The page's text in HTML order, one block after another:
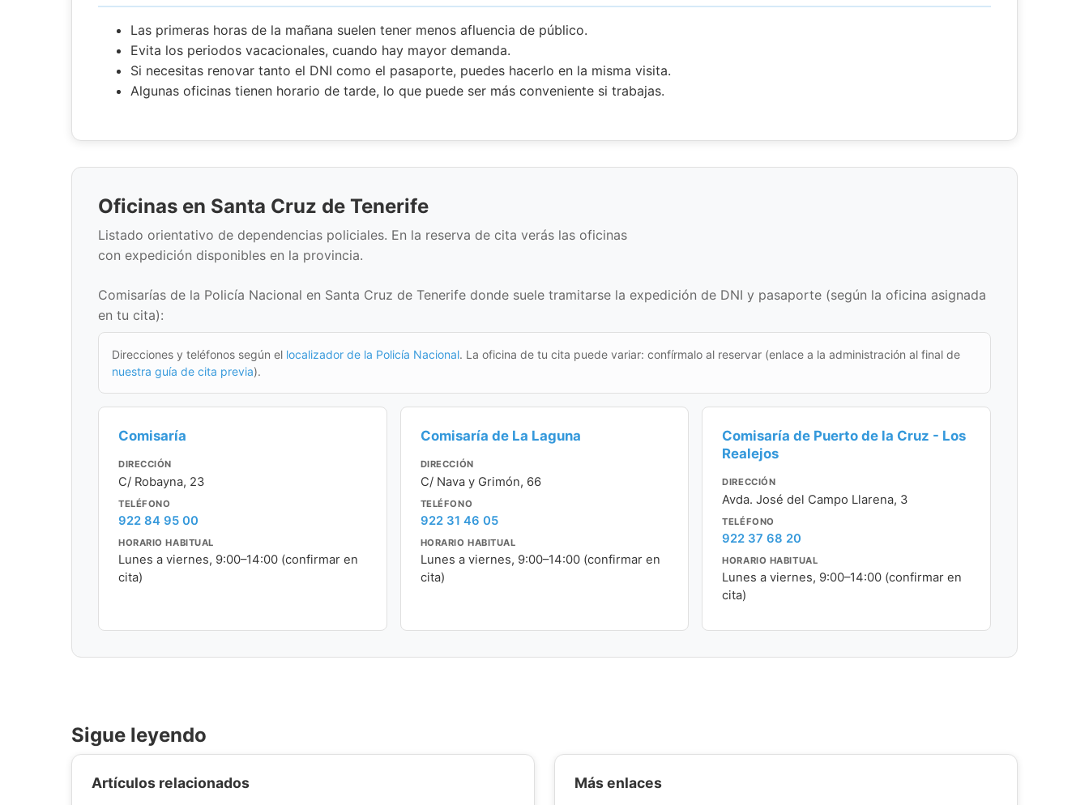
Las primeras horas de la mañana suelen tener menos afluencia de público.
Evita los periodos vacacionales, cuando hay mayor demanda.
Si necesitas renovar tanto el DNI como el pasaporte, puedes hacerlo en la misma visita.
Algunas oficinas tienen horario de tarde, lo que puede ser más conveniente si trabajas.
Oficinas en Santa Cruz de Tenerife
Listado orientativo de dependencias policiales. En la reserva de cita verás las oficinas
con expedición disponibles en la provincia.
Comisarías de la Policía Nacional en Santa Cruz de Tenerife donde suele tramitarse la expedición de DNI y pasaporte (según la oficina asignada
en tu cita):
Direcciones y teléfonos según el localizador de la Policía Nacional. La oficina de tu cita puede variar: confírmalo al reservar (enlace a la administración al final de
nuestra guía de cita previa).
Comisaría
DIRECCIÓN
C/ Robayna, 23
TELÉFONO
922 84 95 00
HORARIO HABITUAL
Lunes a viernes, 9:00–14:00 (confirmar en
cita)
Comisaría de La Laguna
DIRECCIÓN
C/ Nava y Grimón, 66
TELÉFONO
922 31 46 05
HORARIO HABITUAL
Lunes a viernes, 9:00–14:00 (confirmar en
cita)
Comisaría de Puerto de la Cruz - Los
Realejos
DIRECCIÓN
Avda. José del Campo Llarena, 3
TELÉFONO
922 37 68 20
HORARIO HABITUAL
Lunes a viernes, 9:00–14:00 (confirmar en
cita)
Sigue leyendo
Artículos relacionados Más enlaces